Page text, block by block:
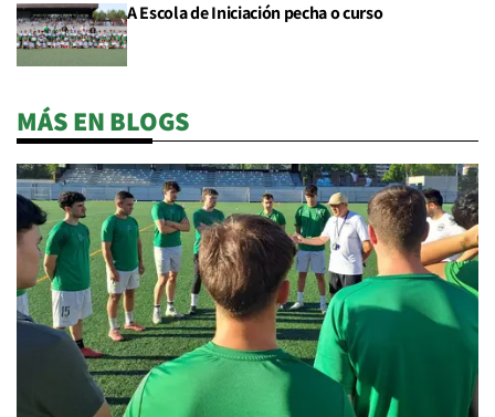
A Escola de Iniciación pecha o curso
MÁS EN BLOGS